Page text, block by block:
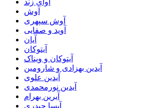
آوای زند
آوش
آوش سپهری
آوید و صفایی
آیان
آیتوکان
آیتوکان و ویناک
آیدین بهزادی و شارومین
آیدین علوی
آیدین نورمحمدی
آیرین بهرام
آیسا حیدری